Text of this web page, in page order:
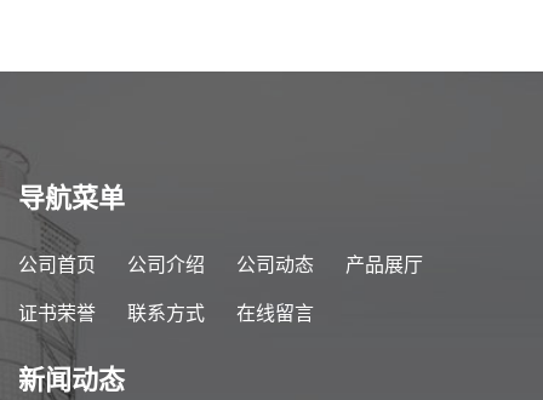
导航菜单
公司首页 公司介绍 公司动态 产品展厅
证书荣誉 联系方式 在线留言
新闻动态